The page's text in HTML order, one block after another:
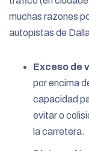
muchas razones
autopistas de
Exceso de
por encima
capacidad
evitar o
la carretera.